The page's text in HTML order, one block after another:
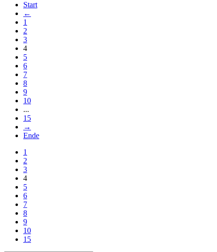
Start
←
1
2
3
4
5
6
7
8
9
10
...
15
→
Ende
1
2
3
4
5
6
7
8
9
10
15